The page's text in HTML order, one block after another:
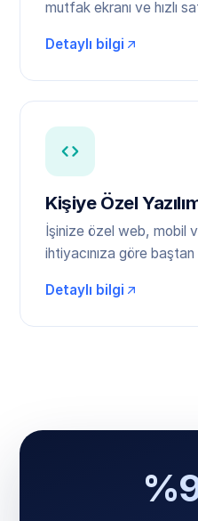
mutfak ekranı ve hızlı
Detaylı bilgi
Kişiye Özel
İşinize özel web, mobil
ihtiyacınıza göre baştan
Detaylı bilgi